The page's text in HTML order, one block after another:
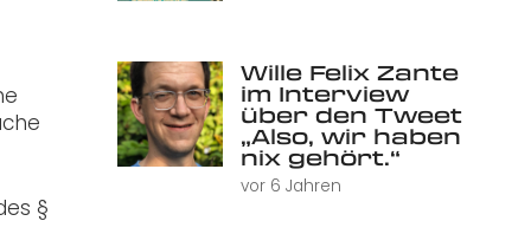
§
Wille Felix Zante
im Interview
über den Tweet
„Also, wir haben
nix gehört.“
vor 6 Jahren